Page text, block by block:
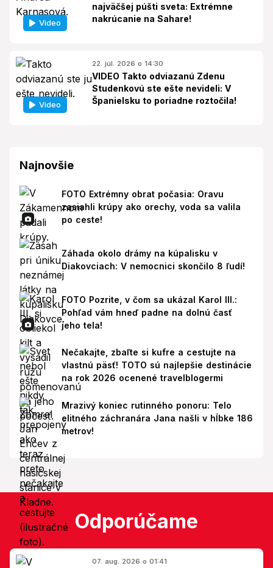
Video
najväčšej púšti sveta: Extrémne
nakrúcanie na Sahare!
Video
22. júl. 2026 o 14:30
VIDEO Takto odviazanú Zdenu
Studenkovú ste ešte nevideli: V
Španielsku to poriadne roztočila!
Najnovšie
FOTO Extrémny obrat počasia: Oravu
zasiahli krúpy ako orechy, voda sa valila
po ceste!
Záhada okolo drámy na kúpalisku v
Diakovciach: V nemocnici skončilo 8 ľudí!
FOTO Pozrite, v čom sa ukázal Karol III.:
Pohľad vám hneď padne na dolnú časť
jeho tela!
Nečakajte, zbaľte si kufre a cestujte na
vlastnú päsť! TOTO sú najlepšie destinácie
na rok 2026 ocenené travelblogermi
Mrazivý koniec rutinného ponoru: Telo
elitného záchranára Jana našli v hĺbke 186
metrov!
Odporúčame
07. aug. 2026 o 01:41